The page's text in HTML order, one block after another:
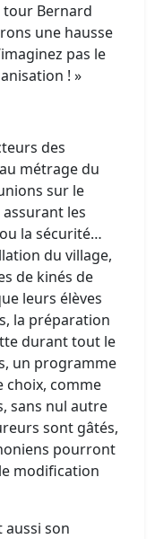
tour Bernard
une hausse
pas le
! »
des
métrage du
sur le
les
la sécurité…
du village,
de kinés de
leurs élèves
la préparation
durant tout le
un programme
choix, comme
sans nul autre
sont gâtés,
pourront
modification
aussi son